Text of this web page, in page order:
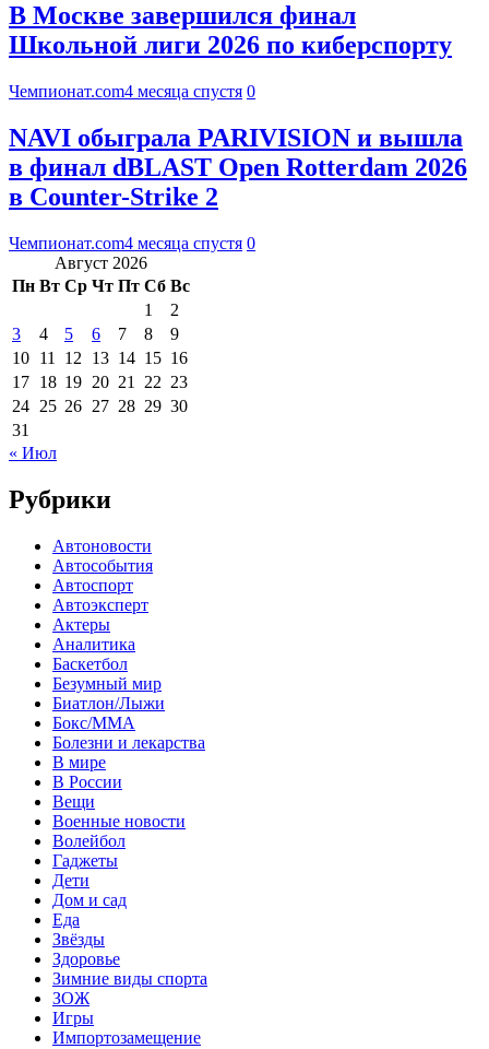
В Москве завершился финал
Школьной лиги 2026 по киберспорту
Чемпионат.com4 месяца спустя 0
NAVI обыграла PARIVISION и вышла
в финал dBLAST Open Rotterdam 2026
в Counter-Strike 2
Чемпионат.com4 месяца спустя 0
Август 2026
Пн Вт Ср Чт Пт Сб Вс
1
2
3
4 5 6 7 8
9
10 11 12 13 14 15 16
17 18 19 20 21 22 23
24 25 26 27 28 29 30
31
« Июл
Рубрики
Автоновости
Автособытия
Автоспорт
Автоэксперт
Актеры
Аналитика
Баскетбол
Безумный мир
Биатлон/Лыжи
Бокс/MMA
Болезни и лекарства
В мире
В России
Вещи
Военные новости
Волейбол
Гаджеты
Дети
Дом и сад
Еда
Звёзды
Здоровье
Зимние виды спорта
ЗОЖ
Игры
Импортозамещение